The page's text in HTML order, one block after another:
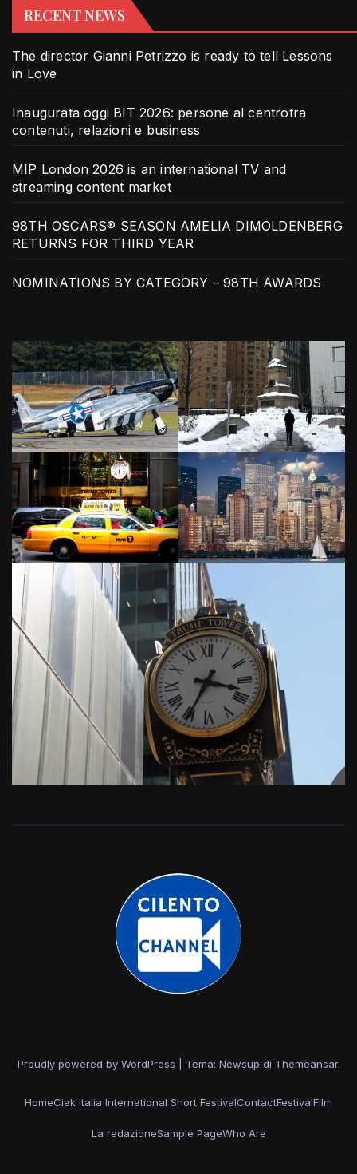
RECENT NEWS
The director Gianni Petrizzo is ready to tell Lessons
in Love
Inaugurata oggi BIT 2026: persone al centrotra
contenuti, relazioni e business
MIP London 2026 is an international TV and
streaming content market
98TH OSCARS® SEASON AMELIA DIMOLDENBERG
RETURNS FOR THIRD YEAR
NOMINATIONS BY CATEGORY – 98TH AWARDS
Proudly powered by WordPress Tema: Newsup di Themeansar.
HomeCiak Italia International Short FestivalContactFestivalFilm
La redazioneSample PageWho Are